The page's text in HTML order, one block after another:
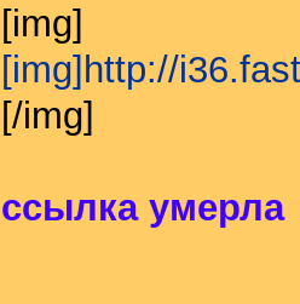
[img]
[img]http://
[/img]
ссылка умерла